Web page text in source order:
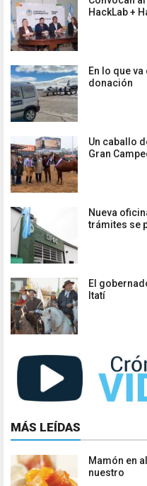
HackLab +
En lo que
donación
Un caballo
Gran
Nueva
trámites se
El
Itatí
MÁS LEÍDAS
Mamón en
nuestro